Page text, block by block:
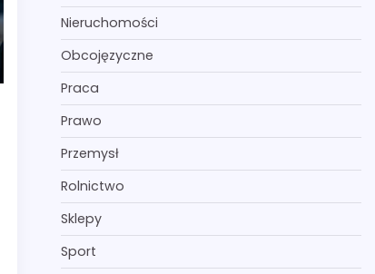
Nieruchomości
Obcojęzyczne
Praca
Prawo
Przemysł
Rolnictwo
Sklepy
Sport